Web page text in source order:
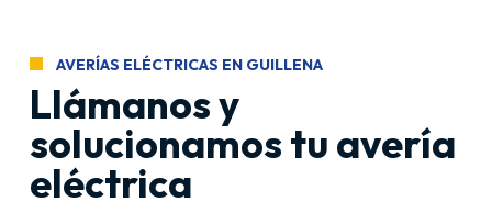
AVERÍAS ELÉCTRICAS EN GUILLENA
Llámanos y
solucionamos tu avería
eléctrica